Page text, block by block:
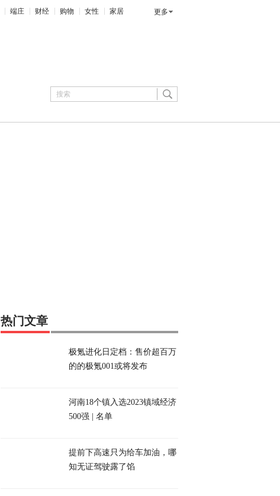
端庄 财经 购物 女性 家居 更多
热门文章
极氪进化日定档：售价超百万
的的极氪001或将发布
河南18个镇入选2023镇域经济
500强 | 名单
提前下高速只为给车加油，哪
知无证驾驶露了馅